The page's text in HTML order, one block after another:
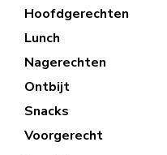
Hoofdgerechten
Lunch
Nagerechten
Ontbijt
Snacks
Voorgerecht